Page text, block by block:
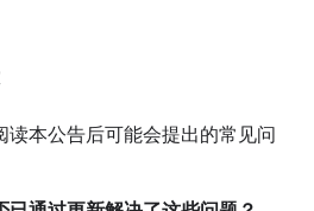
本公告后可能会提出的常见问